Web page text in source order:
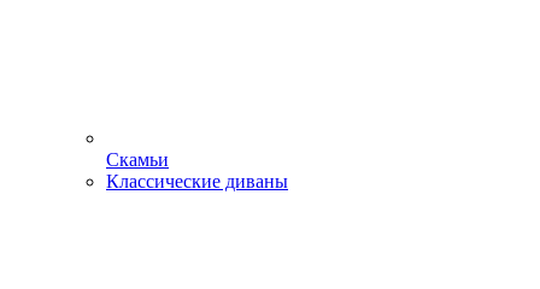
Скамьи
Классические диваны